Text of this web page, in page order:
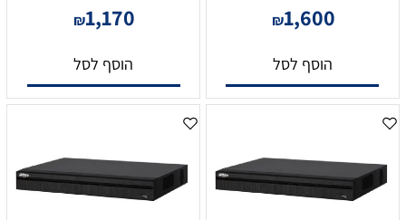
₪1,600
הוסף לסל
₪1,170
הוסף לסל